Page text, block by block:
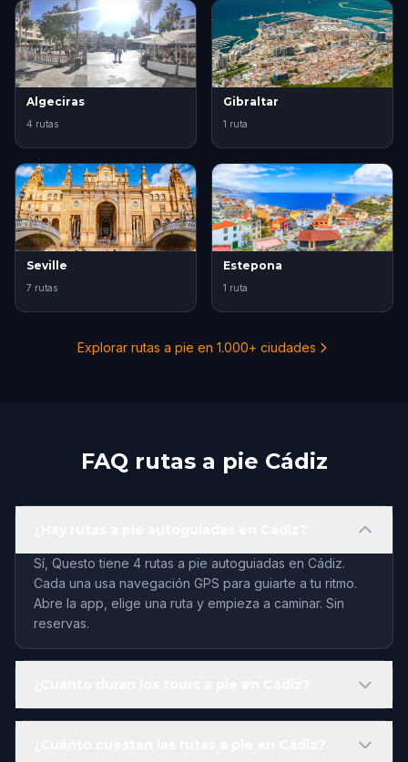
Algeciras
4 rutas
Gibraltar
1 ruta
Seville
7 rutas
Estepona
1 ruta
Explorar rutas a pie en 1.000+ ciudades
FAQ rutas a pie Cádiz
Sí, Questo tiene 4 rutas a pie autoguiadas en Cádiz.
Cada una usa navegación GPS para guiarte a tu ritmo.
Abre la app, elige una ruta y empieza a caminar. Sin
reservas.